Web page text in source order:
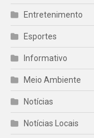
Entretenimento
Esportes
Informativo
Meio Ambiente
Notícias
Notícias Locais